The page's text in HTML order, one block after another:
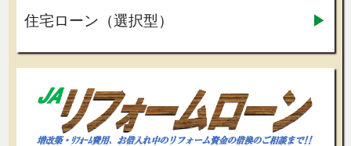
住宅ローン（選択型）